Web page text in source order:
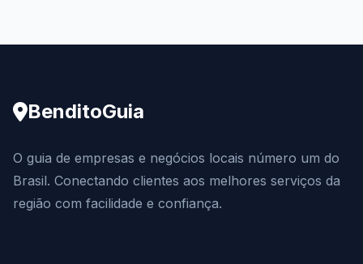
BenditoGuia
O guia de empresas e negócios locais número um do
Brasil. Conectando clientes aos melhores serviços da
região com facilidade e confiança.